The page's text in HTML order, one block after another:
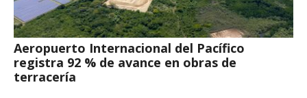
Aeropuerto Internacional del Pacífico
registra 92 % de avance en obras de
terracería